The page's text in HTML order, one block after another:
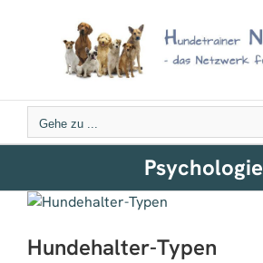
Gehe zu ...
Psychologie
Hundehalter-Typen